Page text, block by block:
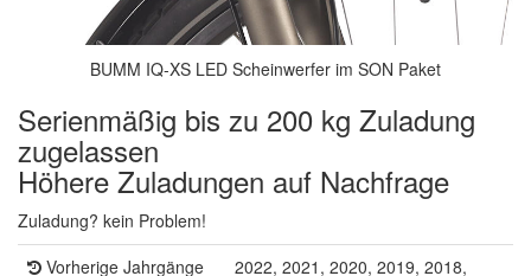
BUMM IQ-XS LED Scheinwerfer im SON Paket
Serienmäßig bis zu 200 kg Zuladung
zugelassen
Höhere Zuladungen auf Nachfrage
Zuladung? kein Problem!
Vorherige Jahrgänge
2022, 2021, 2020, 2019, 2018,